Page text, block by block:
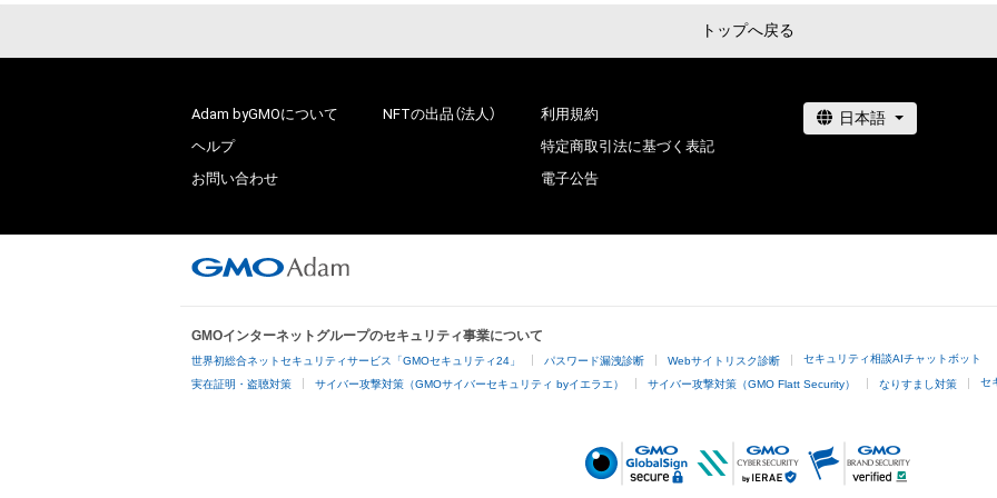
トップへ戻る
Adam byGMOについて
ヘルプ
お問い合わせ
NFTの出品（法人）
利用規約
特定商取引法に基づく表記
電子公告
GMOインターネットグループのセキュリティ事業について
世界初総合ネットセキュリティサービス「GMOセキュリティ24」 パスワード漏洩診断 Webサイトリスク診断 セキュリティ相談AIチャットボット
実在証明・盗聴対策 サイバー攻撃対策（GMOサイバーセキュリティ byイエラエ） サイバー攻撃対策（GMO Flatt Security） なりすまし対策 セ